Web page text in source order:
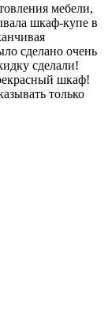
мебели,
шкаф-купе в
сделано очень
сделали!
шкаф!
только